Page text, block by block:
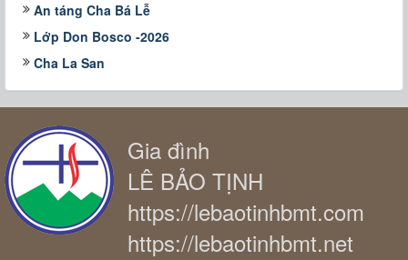
An táng Cha Bá Lễ
Lớp Don Bosco -2026
Cha La San
Gia đình
LÊ BẢO TỊNH
https://lebaotinhbmt.com
https://lebaotinhbmt.net